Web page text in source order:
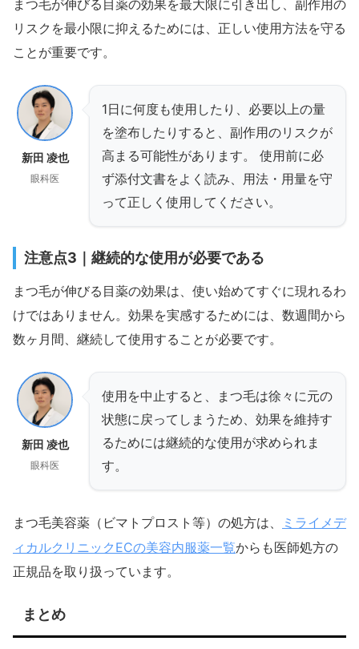
まつ毛が伸びる目薬の効果を最大限に引き出し、副作用の
リスクを最小限に抑えるためには、正しい使用方法を守る
ことが重要です。
新田 凌也
眼科医
1日に何度も使用したり、必要以上の量
を塗布したりすると、副作用のリスクが
高まる可能性があります。 使用前に必
ず添付文書をよく読み、用法・用量を守
って正しく使用してください。
注意点3｜継続的な使用が必要である
まつ毛が伸びる目薬の効果は、使い始めてすぐに現れるわ
けではありません。効果を実感するためには、数週間から
数ヶ月間、継続して使用することが必要です。
新田 凌也
眼科医
使用を中止すると、まつ毛は徐々に元の
状態に戻ってしまうため、効果を維持す
るためには継続的な使用が求められま
す。
まつ毛美容薬（ビマトプロスト等）の処方は、
ミライメデ
ィカルクリニックECの美容内服薬一覧からも医師処方の
正規品を取り扱っています。
まとめ